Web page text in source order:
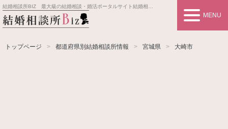
結婚相談所BIZ 最大級の結婚相談・婚活ポータルサイト結婚相談所事業者情報や婚活お見合いの悩み、対策を紹介します。
MENU
トップページ 都道府県別結婚相談所情報 宮城県 大崎市